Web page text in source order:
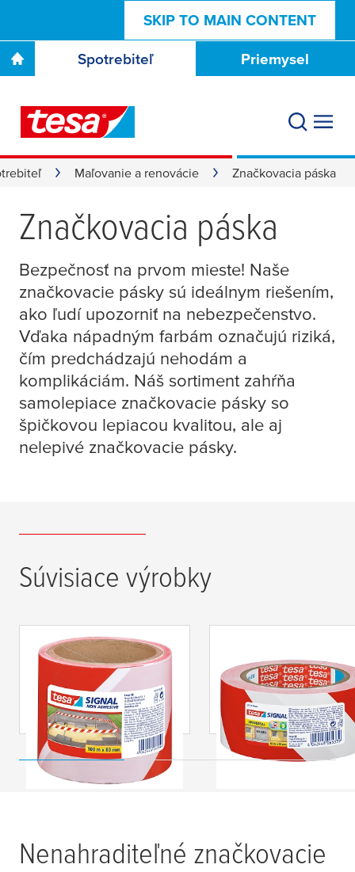
SKIP TO MAIN CONTENT
Spotrebiteľ Priemysel
Maľovanie a renovácie Značkovacia páska
Značkovacia páska
Bezpečnosť na prvom mieste! Naše
značkovacie pásky sú ideálnym riešením,
ako ľudí upozorniť na nebezpečenstvo.
Vďaka nápadným farbám označujú riziká,
čím predchádzajú nehodám a
komplikáciám. Náš sortiment zahŕňa
samolepiace značkovacie pásky so
špičkovou lepiacou kvalitou, ale aj
nelepivé značkovacie pásky.
Súvisiace výrobky
tesa® Signal Non
Adhesive
tesa® Signal
Nenahraditeľné značkovacie